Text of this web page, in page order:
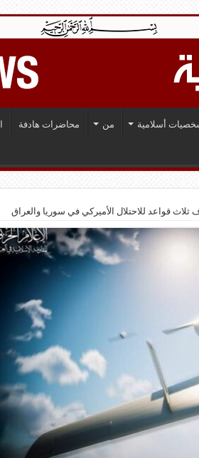
أسلامية من محاضرات هادفة
ثلاث قواعد للاحتلال الأميركي في سوريا والعراق